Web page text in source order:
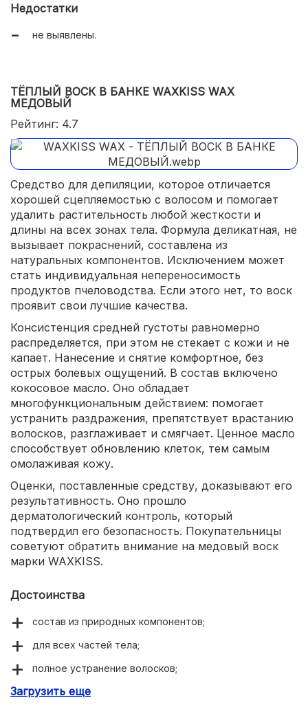
Недостатки
не выявлены.
ТЁПЛЫЙ ВОСК В БАНКЕ WAXKISS WAX
МЕДОВЫЙ
Рейтинг: 4.7
Средство для депиляции, которое отличается
хорошей сцепляемостью с волосом и помогает
удалить растительность любой жесткости и
длины на всех зонах тела. Формула деликатная, не
вызывает покраснений, составлена из
натуральных компонентов. Исключением может
стать индивидуальная непереносимость
продуктов пчеловодства. Если этого нет, то воск
проявит свои лучшие качества.
Консистенция средней густоты равномерно
распределяется, при этом не стекает с кожи и не
капает. Нанесение и снятие комфортное, без
острых болевых ощущений. В состав включено
кокосовое масло. Оно обладает
многофункциональным действием: помогает
устранить раздражения, препятствует врастанию
волосков, разглаживает и смягчает. Ценное масло
способствует обновлению клеток, тем самым
омолаживая кожу.
Оценки, поставленные средству, доказывают его
результативность. Оно прошло
дерматологический контроль, который
подтвердил его безопасность. Покупательницы
советуют обратить внимание на медовый воск
марки WAXKISS.
Достоинства
состав из природных компонентов;
для всех частей тела;
полное устранение волосков;
приятный медовый аромат;
Загрузить еще